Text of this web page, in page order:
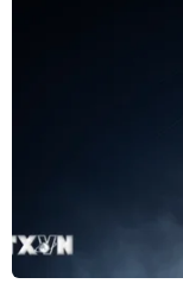
không thể truy